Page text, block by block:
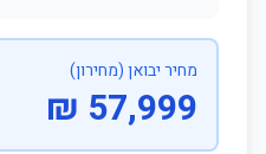
מחיר יבואן (מחירון)
57,999 ₪